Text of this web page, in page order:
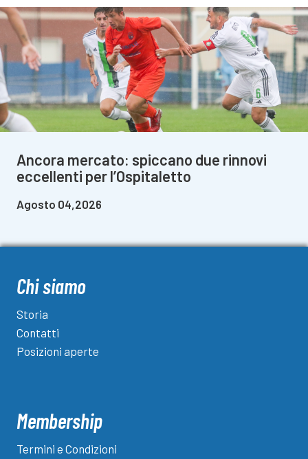
Ancora mercato: spiccano due rinnovi
eccellenti per l’Ospitaletto
Agosto 04,2026
Chi siamo
Storia
Contatti
Posizioni aperte
Membership
Termini e Condizioni